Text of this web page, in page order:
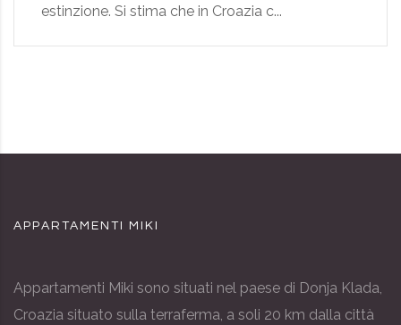
estinzione. Si stima che in Croazia c...
APPARTAMENTI MIKI
Appartamenti Miki sono situati nel paese di Donja Klada,
Croazia situato sulla terraferma, a soli 20 km dalla città